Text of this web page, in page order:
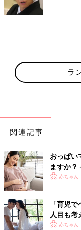
ラ
関連記事
おっぱい
ますか？
赤ちゃん
「育児
人目も考
ミングは
赤ちゃん